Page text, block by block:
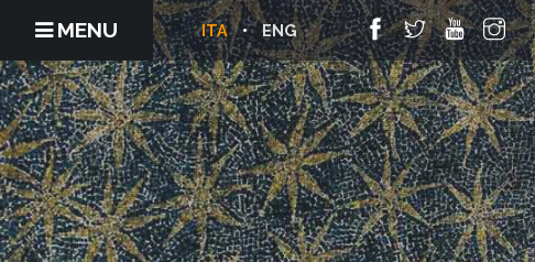
MENU ENG
ITA